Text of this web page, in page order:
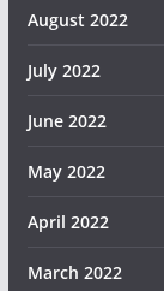
August 2022
July 2022
June 2022
May 2022
April 2022
March 2022